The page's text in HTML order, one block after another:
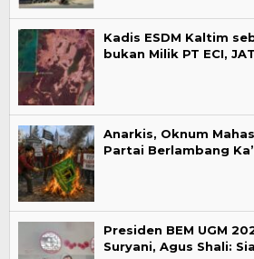
Kadis ESDM Kaltim
bukan Milik PT ECI,
Anarkis, Oknum
Partai Berlambang
Presiden BEM UGM
Suryani, Agus Shali: